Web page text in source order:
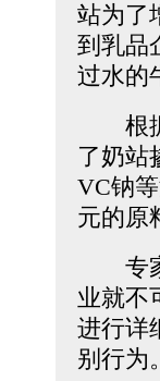
站为了
到乳品
过水的
根据
了奶站
VC钠
元的原
专家
业就不
进行详
别行为